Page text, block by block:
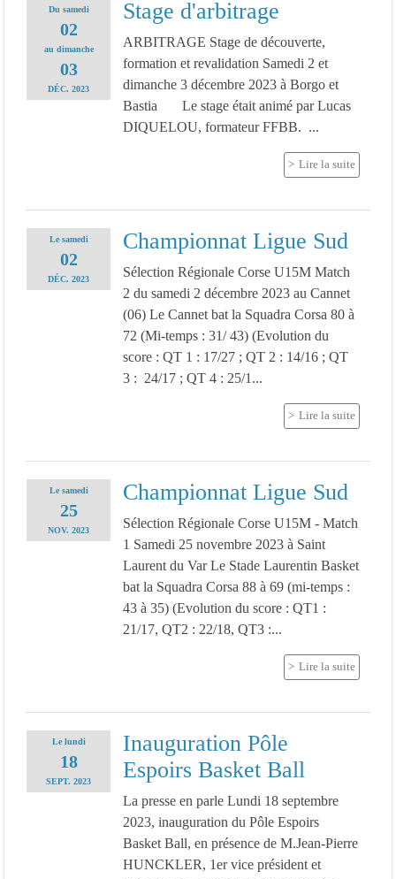
Du samedi
02
au dimanche
03
DÉC. 2023
Stage d'arbitrage
ARBITRAGE Stage de découverte,
formation et revalidation Samedi 2 et
dimanche 3 décembre 2023 à Borgo et
Bastia Le stage était animé par Lucas
DIQUELOU, formateur FFBB. ...
Lire la suite
Le samedi
02
DÉC. 2023
Championnat Ligue Sud
Sélection Régionale Corse U15M Match
2 du samedi 2 décembre 2023 au Cannet
(06) Le Cannet bat la Squadra Corsa 80 à
72 (Mi-temps : 31/ 43) (Evolution du
score : QT 1 : 17/27 ; QT 2 : 14/16 ; QT
3 : 24/17 ; QT 4 : 25/1...
Lire la suite
Le samedi
25
NOV. 2023
Championnat Ligue Sud
Sélection Régionale Corse U15M - Match
1 Samedi 25 novembre 2023 à Saint
Laurent du Var Le Stade Laurentin Basket
bat la Squadra Corsa 88 à 69 (mi-temps :
43 à 35) (Evolution du score : QT1 :
21/17, QT2 : 22/18, QT3 :...
Lire la suite
Le lundi
18
SEPT. 2023
Inauguration Pôle
Espoirs Basket Ball
La presse en parle Lundi 18 septembre
2023, inauguration du Pôle Espoirs
Basket Ball, en présence de M.Jean-Pierre
HUNCKLER, 1er vice président et